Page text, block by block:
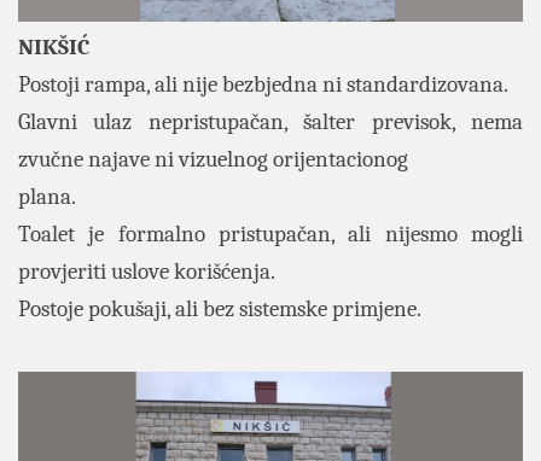
NIKŠIĆ
Postoji rampa, ali nije bezbjedna ni standardizovana.
Glavni ulaz nepristupačan, šalter previsok, nema
zvučne najave ni vizuelnog orijentacionog
plana.
Toalet je formalno pristupačan, ali nijesmo mogli
provjeriti uslove korišćenja.
Postoje pokušaji, ali bez sistemske primjene.